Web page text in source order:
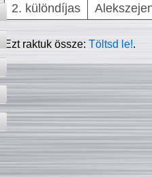
2. különdíjas
Ezt raktuk össze:Töltsd le!.